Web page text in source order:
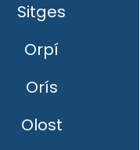
Sitges
Orpí
Orís
Olost